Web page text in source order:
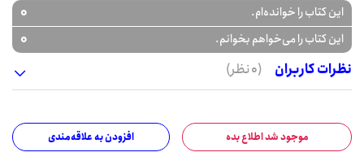
این کتاب را خوانده‌ام. 0
این کتاب را می‌خواهم بخوانم.
0
نظرات کاربران
(0 نظر)
موجود شد اطلاع بده افزودن به علاقه‌مندی